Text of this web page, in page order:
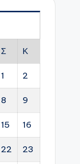
Σ Κ
1 2
8 9
15 16
22 23